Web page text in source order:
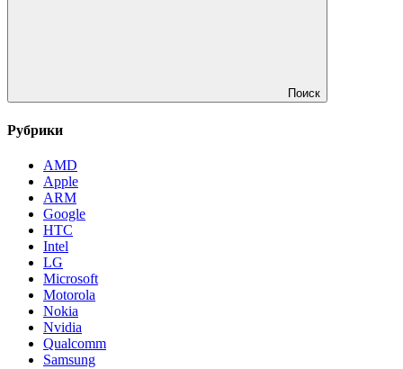
Поиск
Рубрики
AMD
Apple
ARM
Google
HTC
Intel
LG
Microsoft
Motorola
Nokia
Nvidia
Qualcomm
Samsung